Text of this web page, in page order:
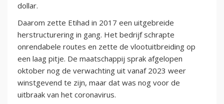
dollar.
Daarom zette Etihad in 2017 een uitgebreide
herstructurering in gang. Het bedrijf schrapte
onrendabele routes en zette de vlootuitbreiding op
een laag pitje. De maatschappij sprak afgelopen
oktober nog de verwachting uit vanaf 2023 weer
winstgevend te zijn, maar dat was nog voor de
uitbraak van het coronavirus.